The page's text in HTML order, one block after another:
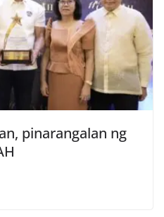
pinarangalan ng